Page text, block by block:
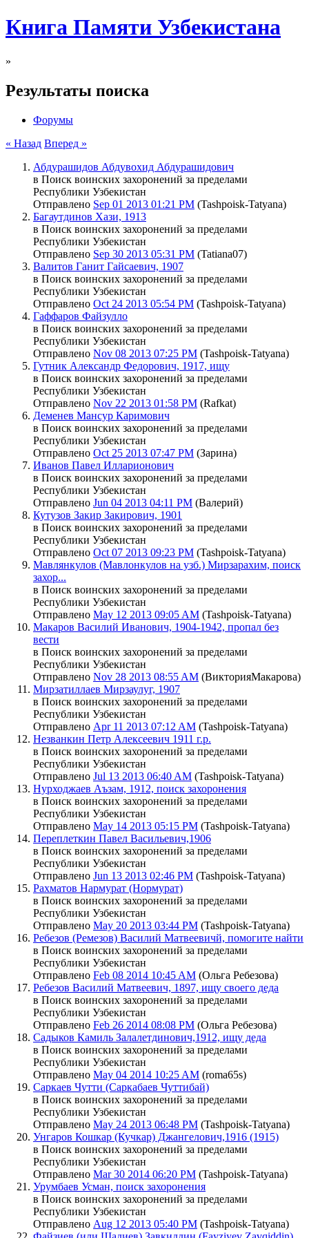
Книга Памяти Узбекистана
»
Результаты поиска
Форумы
« Назад Вперед »
Абдурашидов Абдувохид Абдурашидович
в Поиск воинских захоронений за пределами
Республики Узбекистан
Отправлено Sep 01 2013 01:21 PM (Tashpoisk-Tatyana)
Багаутдинов Хази, 1913
в Поиск воинских захоронений за пределами
Республики Узбекистан
Отправлено Sep 30 2013 05:31 PM (Tatiana07)
Валитов Ганит Гайсаевич, 1907
в Поиск воинских захоронений за пределами
Республики Узбекистан
Отправлено Oct 24 2013 05:54 PM (Tashpoisk-Tatyana)
Гаффаров Файзулло
в Поиск воинских захоронений за пределами
Республики Узбекистан
Отправлено Nov 08 2013 07:25 PM (Tashpoisk-Tatyana)
Гутник Александр Федорович, 1917, ищу
в Поиск воинских захоронений за пределами
Республики Узбекистан
Отправлено Nov 22 2013 01:58 PM (Rafkat)
Деменев Мансур Каримович
в Поиск воинских захоронений за пределами
Республики Узбекистан
Отправлено Oct 25 2013 07:47 PM (Зарина)
Иванов Павел Илларионович
в Поиск воинских захоронений за пределами
Республики Узбекистан
Отправлено Jun 04 2013 04:11 PM (Валерий)
Кутузов Закир Закирович, 1901
в Поиск воинских захоронений за пределами
Республики Узбекистан
Отправлено Oct 07 2013 09:23 PM (Tashpoisk-Tatyana)
Мавлянкулов (Мавлонкулов на узб.) Мирзарахим, поиск
захор...
в Поиск воинских захоронений за пределами
Республики Узбекистан
Отправлено May 12 2013 09:05 AM (Tashpoisk-Tatyana)
Макаров Василий Иванович, 1904-1942, пропал без
вести
в Поиск воинских захоронений за пределами
Республики Узбекистан
Отправлено Nov 28 2013 08:55 AM (ВикторияМакарова)
Мирзатиллаев Мирзаулуг, 1907
в Поиск воинских захоронений за пределами
Республики Узбекистан
Отправлено Apr 11 2013 07:12 AM (Tashpoisk-Tatyana)
Незванкин Петр Алексеевич 1911 г.р.
в Поиск воинских захоронений за пределами
Республики Узбекистан
Отправлено Jul 13 2013 06:40 AM (Tashpoisk-Tatyana)
Нурходжаев Аъзам, 1912, поиск захоронения
в Поиск воинских захоронений за пределами
Республики Узбекистан
Отправлено May 14 2013 05:15 PM (Tashpoisk-Tatyana)
Переплеткин Павел Васильевич,1906
в Поиск воинских захоронений за пределами
Республики Узбекистан
Отправлено Jun 13 2013 02:46 PM (Tashpoisk-Tatyana)
Рахматов Нармурат (Нормурат)
в Поиск воинских захоронений за пределами
Республики Узбекистан
Отправлено May 20 2013 03:44 PM (Tashpoisk-Tatyana)
Ребезов (Ремезов) Василий Матвеевичй, помогите найти
в Поиск воинских захоронений за пределами
Республики Узбекистан
Отправлено Feb 08 2014 10:45 AM (Ольга Ребезова)
Ребезов Василий Матвеевич, 1897, ищу своего деда
в Поиск воинских захоронений за пределами
Республики Узбекистан
Отправлено Feb 26 2014 08:08 PM (Ольга Ребезова)
Садыков Камиль Залалетдинович,1912, ищу деда
в Поиск воинских захоронений за пределами
Республики Узбекистан
Отправлено May 04 2014 10:25 AM (roma65s)
Саркаев Чутти (Саркабаев Чуттибай)
в Поиск воинских захоронений за пределами
Республики Узбекистан
Отправлено May 24 2013 06:48 PM (Tashpoisk-Tatyana)
Унгаров Кошкар (Кучкар) Джангелович,1916 (1915)
в Поиск воинских захоронений за пределами
Республики Узбекистан
Отправлено Mar 30 2014 06:20 PM (Tashpoisk-Tatyana)
Урумбаев Усман, поиск захоронения
в Поиск воинских захоронений за пределами
Республики Узбекистан
Отправлено Aug 12 2013 05:40 PM (Tashpoisk-Tatyana)